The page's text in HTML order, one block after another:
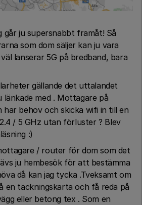
går ju supersnabbt framåt! Så
som dom säljer kan ju vara
lanserar 5G på bredband, bara
gällande det uttalandet
länkade med . Mottagare på
har behov och skicka wifi in till en
/ 5 GHz utan förluster ? Blev
:)
/ router för dom som det
ju hembesök för att bestämma
då kan jag tycka .Tveksamt om
en täckningskarta och få reda på
eller betong tex . Som en